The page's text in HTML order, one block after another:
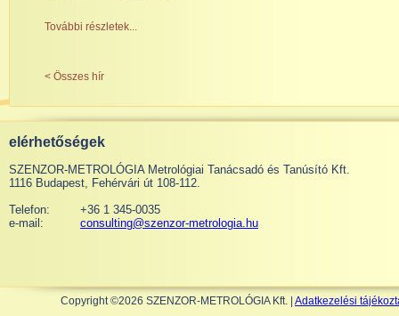
További részletek...
< Összes hír
elérhetőségek
SZENZOR-METROLÓGIA Metrológiai Tanácsadó és Tanúsító Kft.
1116 Budapest, Fehérvári út 108-112.
Telefon:
+36 1 345-0035
e-mail:
consulting@szenzor-metrologia.hu
Copyright ©2026 SZENZOR-METROLÓGIA Kft. | Adatkezelési